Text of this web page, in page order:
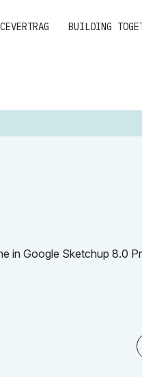
BUILDING
in Google Sketchup 8.0